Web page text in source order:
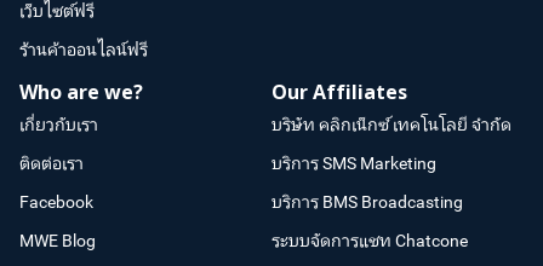
เว็บไซต์ฟรี
ร้านค้าออนไลน์ฟรี
Who are we?
เกี่ยวกับเรา
ติดต่อเรา
Facebook
MWE Blog
Our Affiliates
บริษัท คลิกเน็กซ์ เทคโนโลยี จำกัด
บริการ SMS Marketing
บริการ BMS Broadcasting
ระบบจัดการแชท Chatcone